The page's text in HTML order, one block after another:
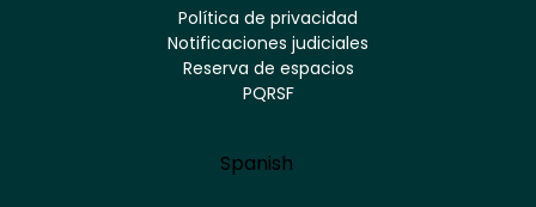
TwitterInstagramLinkedinTiktokYoutube
Política de privacidad
Notificaciones judiciales
Reserva de espacios
PQRSF
Language
Spanish